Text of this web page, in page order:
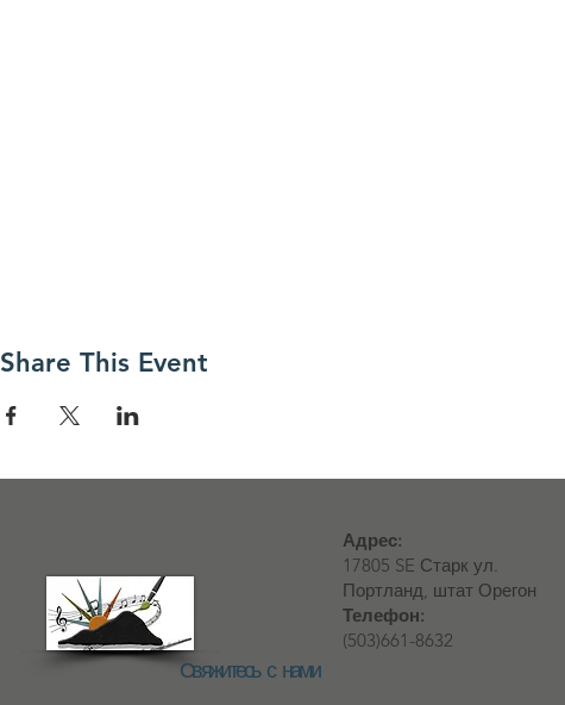
Share This Event
Адрес:
17805 SE Старк ул.
Портланд, штат Орегон
Телефон:
(503)661-8632
Свяжитесь с нами